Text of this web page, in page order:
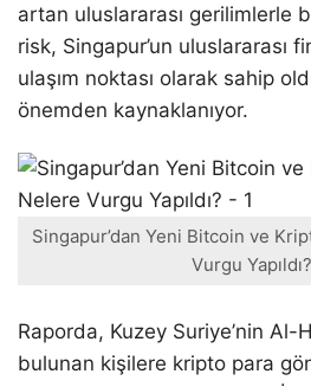
artan uluslararası gerilimlerle
risk, Singapur’un uluslararası
ulaşım noktası olarak sahip
önemden kaynaklanıyor.
Singapur’dan Yeni Bitcoin ve
Vurgu
Raporda, Kuzey Suriye’nin Al-
bulunan kişilere kripto para